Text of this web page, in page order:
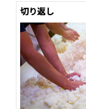
切り返し